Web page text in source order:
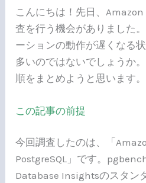
こんにちは！先日、Amazon
査を行う機会がありました
ーションの動作が遅くなる
多いのではないでしょうか
順をまとめようと思います。
この記事の前提
今回調査したのは、「
PostgreSQL」です。
Database Insightsのスタン